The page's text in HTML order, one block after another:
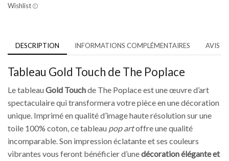
Wishlist
DESCRIPTION INFORMATIONS COMPLÉMENTAIRES AVIS (0)
Tableau Gold Touch de The Poplace
Le tableauGold Touchde The Poplace est une œuvre d’art
spectaculaire qui transformera votre pièce en une décoration
unique. Imprimé en qualité d’image haute résolution sur une
toile 100% coton, ce tableau pop artoffre une qualité
incomparable. Son impression éclatante et ses couleurs
vibrantes vous feront bénéficier d’unedécoration élégante et